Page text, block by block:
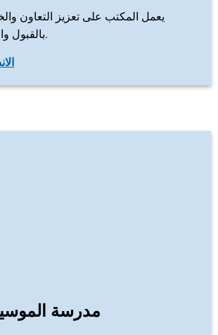
يعمل المكتب على تعزيز التعاون
بالقبول والخالي من التمييز.
مدرسة